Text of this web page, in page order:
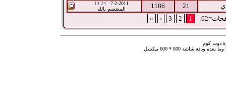
21
1186
7-2-2011
14:24
المعتصم بالله
1
2
3
›
»
دوت كوم